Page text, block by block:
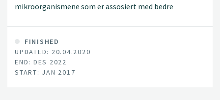
mikroorganismene som er assosiert med bedre
de mikroorganismene på frø som påvirker spireevnen.
Hovedmålet er å finne alle bakterier, sopp og oomyceter
som er tilstede.
FINISHED
UPDATED: 20.04.2020
END: DES 2022
START: JAN 2017